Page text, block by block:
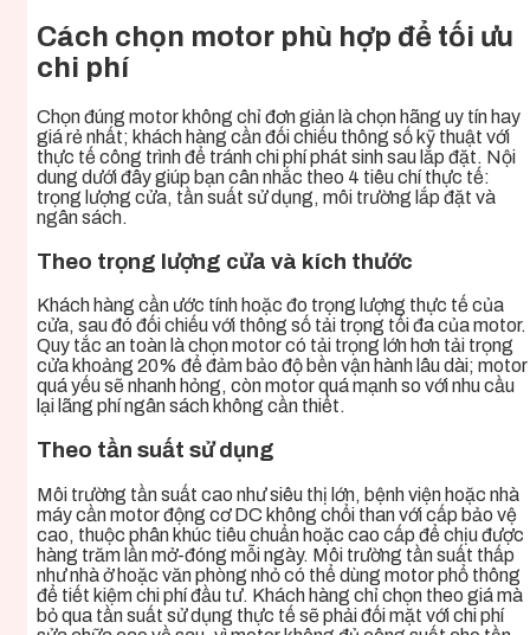
Cách chọn motor phù hợp để tối ưu
chi phí
Chọn đúng motor không chỉ đơn giản là chọn hãng uy tín hay
giá rẻ nhất; khách hàng cần đối chiếu thông số kỹ thuật với
thực tế công trình để tránh chi phí phát sinh sau lắp đặt. Nội
dung dưới đây giúp bạn cân nhắc theo 4 tiêu chí thực tế:
trọng lượng cửa, tần suất sử dụng, môi trường lắp đặt và
ngân sách.
Theo trọng lượng cửa và kích thước
Khách hàng cần ước tính hoặc đo trọng lượng thực tế của
cửa, sau đó đối chiếu với thông số tải trọng tối đa của motor.
Quy tắc an toàn là chọn motor có tải trọng lớn hơn tải trọng
cửa khoảng 20% để đảm bảo độ bền vận hành lâu dài; motor
quá yếu sẽ nhanh hỏng, còn motor quá mạnh so với nhu cầu
lại lãng phí ngân sách không cần thiết.
Theo tần suất sử dụng
Môi trường tần suất cao như siêu thị lớn, bệnh viện hoặc nhà
máy cần motor động cơ DC không chổi than với cấp bảo vệ
cao, thuộc phân khúc tiêu chuẩn hoặc cao cấp để chịu được
hàng trăm lần mở-đóng mỗi ngày. Môi trường tần suất thấp
như nhà ở hoặc văn phòng nhỏ có thể dùng motor phổ thông
để tiết kiệm chi phí đầu tư. Khách hàng chỉ chọn theo giá mà
bỏ qua tần suất sử dụng thực tế sẽ phải đối mặt với chi phí